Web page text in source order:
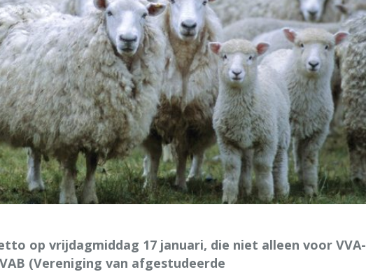
op vrijdagmiddag 17 januari, die niet alleen voor VVA-
(Vereniging van afgestudeerde